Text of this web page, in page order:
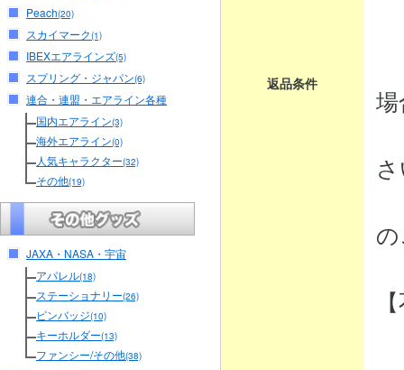
Peach(20)
スカイマーク(1)
IBEXエアラインズ(5)
スプリング・ジャパン(6)
連合・連盟・エアライン各種
国内エアライン(3)
海外エアライン(0)
人気キャラクター(32)
その他(19)
JAXA・NASA・宇宙
アパレル(18)
ステーショナリー(26)
ピンバッジ(10)
キーホルダー(13)
ファンシー/その他(38)
返品条件